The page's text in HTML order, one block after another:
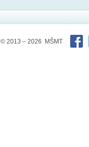
© 2013 – 2026 MŠMT